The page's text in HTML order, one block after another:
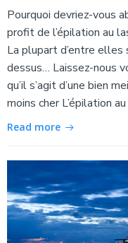
Pourquoi devriez-vous
profit de l’épilation au
La plupart d’entre elles
dessus… Laissez-nous
qu’il s’agit d’une bien
moins cher L’épilation
Read more